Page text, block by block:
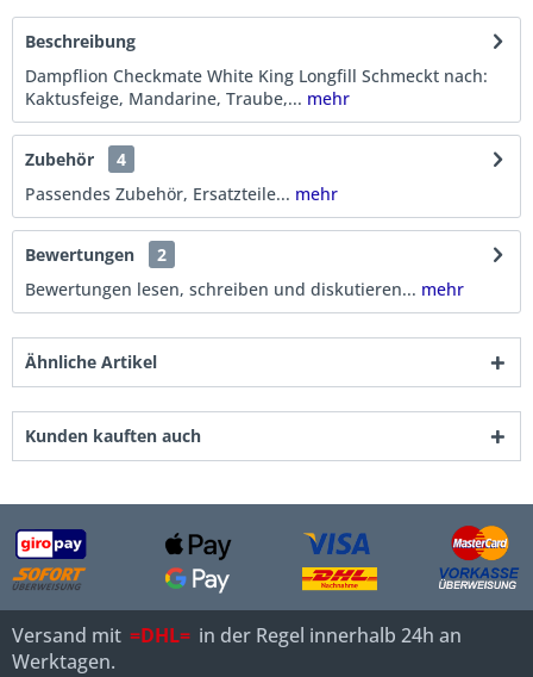
Beschreibung
Dampflion Checkmate White King Longfill Schmeckt nach:
Kaktusfeige, Mandarine, Traube,... mehr
Zubehör
4
Passendes Zubehör, Ersatzteile... mehr
Bewertungen
2
Bewertungen lesen, schreiben und diskutieren... mehr
Ähnliche Artikel
Kunden kauften auch
Versand mit =DHL= in der Regel innerhalb 24h an
Werktagen.